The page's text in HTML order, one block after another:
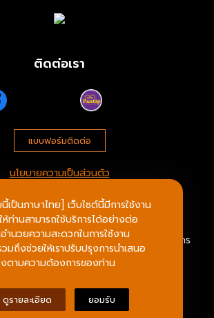
บริษัท ประตูหนึ่ง จำกัด
.บางหญ้าแพรก เมืองสมุทรสาคร สมุทรสาคร
www.Pratuneung.com All Rights
ติดต่อเรา
แบบฟอร์มติดต่อ
นโยบายความเป็นส่วนตัว
เป็นภาษาไทย] เว็บไซต์นี้มีการใช้งาน
ท่านสามารถใช้บริการได้อย่างต่อ
ำนวยความสะดวกในการใช้งาน
วมถึงช่วยให้เราปรับปรุงการนำเสนอ
งตามความต้องการของท่าน
ดูรายละเอียด ยอมรับ